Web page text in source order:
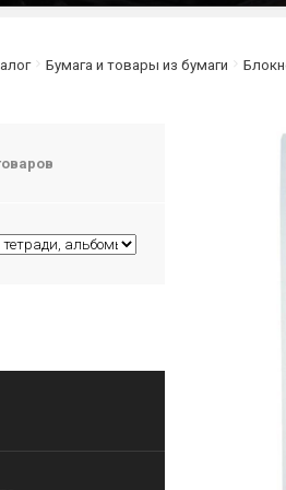
Бумага и товары из бумаги